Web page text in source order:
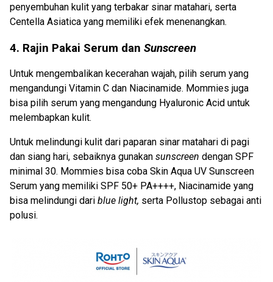
penyembuhan kulit yang terbakar sinar matahari, serta
Centella Asiatica yang memiliki efek menenangkan.
4. Rajin Pakai Serum dan Sunscreen
Untuk mengembalikan kecerahan wajah, pilih serum yang
mengandungi Vitamin C dan Niacinamide. Mommies juga
bisa pilih serum yang mengandung Hyaluronic Acid untuk
melembapkan kulit.
Untuk melindungi kulit dari paparan sinar matahari di pagi
dan siang hari, sebaiknya gunakan sunscreen dengan SPF
minimal 30. Mommies bisa coba Skin Aqua UV Sunscreen
Serum yang memiliki SPF 50+ PA++++, Niacinamide yang
bisa melindungi dari blue light, serta Pollustop sebagai anti
polusi.